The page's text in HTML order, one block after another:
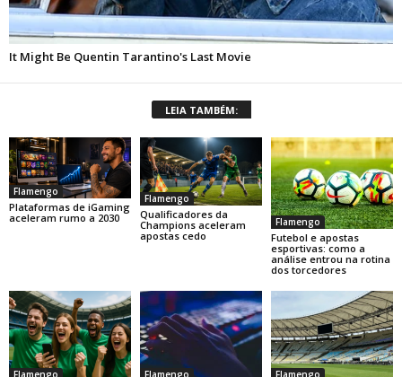
LEIA TAMBÉM:
Flamengo
Plataformas de iGaming
aceleram rumo a 2030
Flamengo
Qualificadores da
Champions aceleram
apostas cedo
Flamengo
Futebol e apostas
esportivas: como a
análise entrou na rotina
dos torcedores